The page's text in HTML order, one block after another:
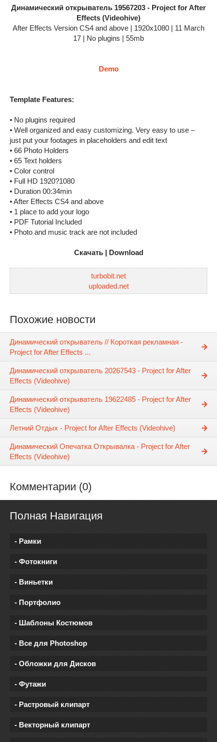
Динамический открыватель 19567203 - Project for After
Effects (Videohive)
After Effects Version CS4 and above | 1920x1080 | 11 March
17 | No plugins | 55mb
Demo
Template Features:
• No plugins required
• Well organized and easy customizing. Very easy to use –
just put your footages in placeholders and edit text
• 66 Photo Holders
• 65 Text holders
• Color control
• Full HD 1920?1080
• Duration 00:34min
• After Effects CS4 and above
• 1 place to add your logo
• PDF Tutorial Included
• Photo and music track are not included
Скачать | Download
turbobit.net
uploaded.net
Похожие новости
Динамический открыватель // Короткая рекламная -
Project for After Effects ...
Динамический открыватель 20267543 - Project for After
Effects (Videohive)
Динамический открыватель 19622485 - Project for After
Effects (Videohive)
Летний Отдых - Project for After Effects (Videohive)
Динамический Опечатка Открывалка - Project for After
Effects (Videohive)
Комментарии (0)
Полная Навигация
- Рамки
- Фотокниги
- Виньетки
- Портфолио
- Шаблоны Костюмов
- Все для Photoshop
- Обложки для Дисков
- Футажи
- Растровый клипарт
- Векторный клипарт